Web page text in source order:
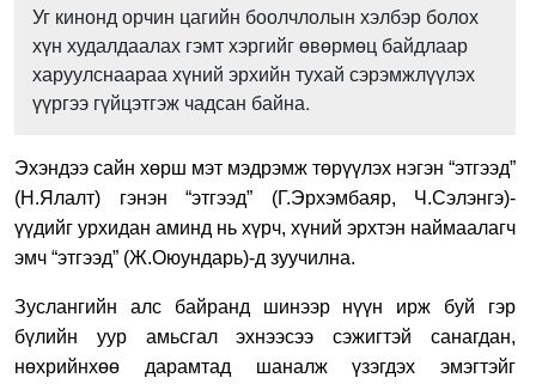
Уг кинонд орчин цагийн боолчлолын хэлбэр болох
хүн худалдаалах гэмт хэргийг өвөрмөц байдлаар
харуулснаараа хүний эрхийн тухай сэрэмжлүүлэх
үүргээ гүйцэтгэж чадсан байна.
Эхэндээ сайн хөрш мэт мэдрэмж төрүүлэх нэгэн “этгээд”
(Н.Ялалт)
гэнэн “этгээд” (Г.Эрхэмбаяр, Ч.Сэлэнгэ)-
үүдийг урхидан аминд нь хүрч, хүний эрхтэн наймаалагч
эмч “этгээд” (Ж.Оюундарь)-д зуучилна.
Зуслангийн алс байранд шинээр нүүн ирж буй гэр
бүлийн уур амьсгал эхнээсээ сэжигтэй санагдан,
нөхрийнхөө дарамтад шаналж үзэгдэх эмэгтэйг